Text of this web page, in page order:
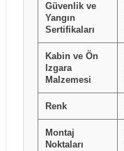
Güvenlik ve
Yangın
Sertifikaları
Kabin ve Ön
Izgara
Malzemesi
Renk
Montaj
Noktaları